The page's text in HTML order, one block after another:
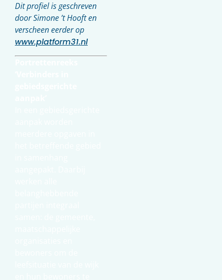
Dit profiel is geschreven
door Simone ’t Hooft en
verscheen eerder op
www.platform31.nl